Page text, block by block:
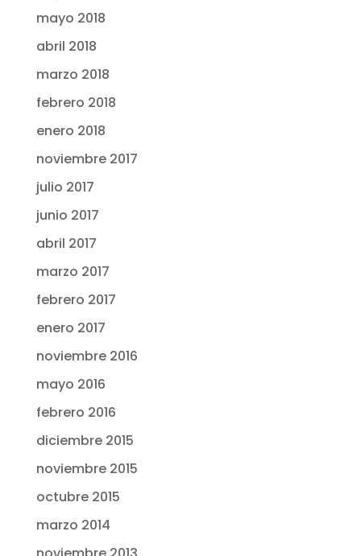
mayo 2018
abril 2018
marzo 2018
febrero 2018
enero 2018
noviembre 2017
julio 2017
junio 2017
abril 2017
marzo 2017
febrero 2017
enero 2017
noviembre 2016
mayo 2016
febrero 2016
diciembre 2015
noviembre 2015
octubre 2015
marzo 2014